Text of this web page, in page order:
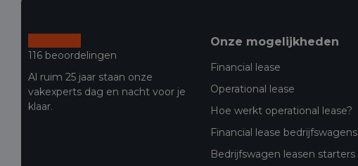
116 beoordelingen
Al ruim 25 jaar staan onze
vakexperts dag en nacht voor je
klaar.
Onze mogelijkheden
Financial lease
Operational lease
Hoe werkt operational lease?
Financial lease bedrijfswagens
Bedrijfswagen leasen starters